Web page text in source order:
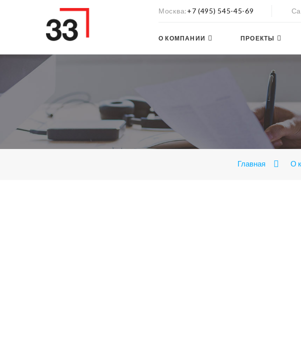
Москва +7 (495) 545-45-69
О КОМПАНИИ ПРОЕКТЫ
Главная О